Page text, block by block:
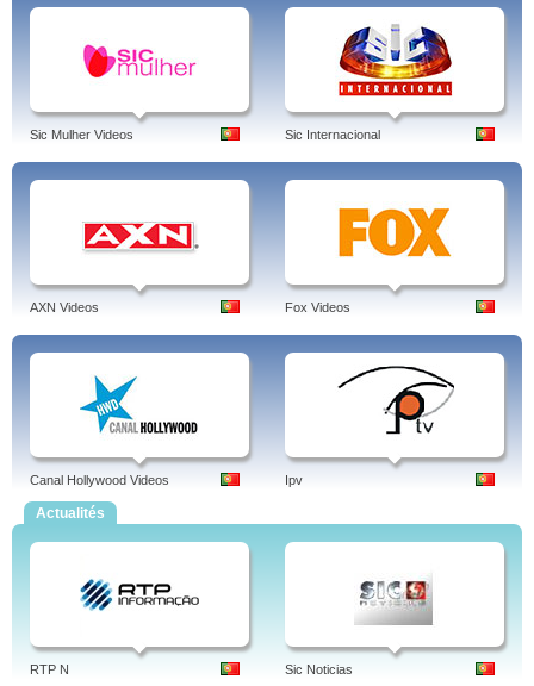
Sic Mulher Videos Sic Internacional
AXN Videos Fox Videos
Canal Hollywood Videos Ipv
Actualités
RTP N Sic Noticias